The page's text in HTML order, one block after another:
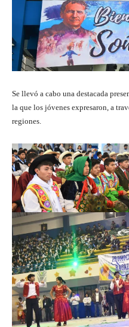
Se llevó a cabo una destacada
la que los jóvenes expresaron, a
regiones.